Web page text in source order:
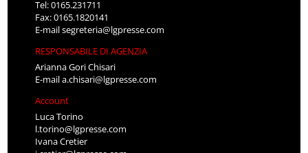
Tel: 0165.231711
Fax: 0165.1820141
E-mailsegreteria@lgpresse.com
RESPONSABILE DI AGENZIA
Arianna Gori Chisari
E-maila.chisari@lgpresse.com
Account
Luca Torino
l.torino@lgpresse.com
Ivana Cretier